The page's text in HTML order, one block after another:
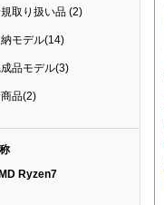
取り扱い品 (2)
納モデル(14)
品モデル(3)
品(2)
Ryzen7